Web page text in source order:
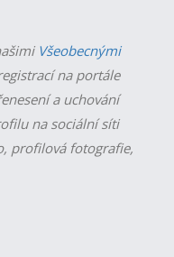
Všeobecnými
na portále
a uchování
na sociální síti
profilová fotografie,